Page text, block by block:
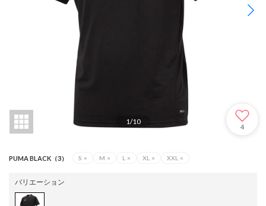
1/10
4
PUMA BLACK（3） S × M × L × XL × XXL ×
バリエーション